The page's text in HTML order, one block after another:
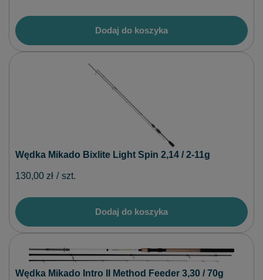
Dodaj do koszyka
Wędka Mikado Bixlite Light Spin 2,14 / 2-11g
130,00 zł / szt.
Dodaj do koszyka
Wędka Mikado Intro II Method Feeder 3,30 / 70g